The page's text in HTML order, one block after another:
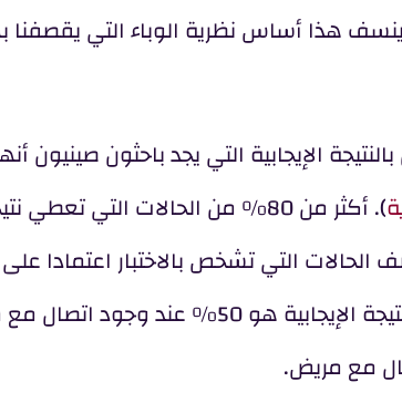
هذا أساس نظرية الوباء التي
الإيجابية التي يجد باحثون صينيون
). أكثر من 80% من الحالات التي
الحالات التي تشخص بالاختبار اعتمادا
ليست مصابة بالمرض. هذا يعني أن احتمال صحة النتيجة